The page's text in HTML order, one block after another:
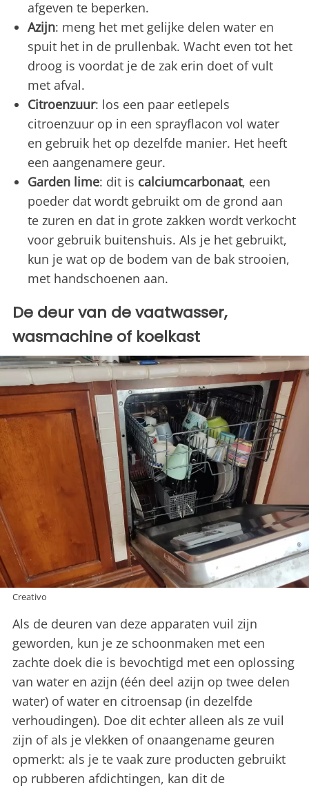
afgeven te beperken.
Azijn: meng het met gelijke delen water en
spuit het in de prullenbak. Wacht even tot het
droog is voordat je de zak erin doet of vult
met afval.
Citroenzuur: los een paar eetlepels
citroenzuur op in een sprayflacon vol water
en gebruik het op dezelfde manier. Het heeft
een aangenamere geur.
Garden lime: dit is calciumcarbonaat, een
poeder dat wordt gebruikt om de grond aan
te zuren en dat in grote zakken wordt verkocht
voor gebruik buitenshuis. Als je het gebruikt,
kun je wat op de bodem van de bak strooien,
met handschoenen aan.
De deur van de vaatwasser,
wasmachine of koelkast
Creativo
Als de deuren van deze apparaten vuil zijn
geworden, kun je ze schoonmaken met een
zachte doek die is bevochtigd met een oplossing
van water en azijn (één deel azijn op twee delen
water) of water en citroensap (in dezelfde
verhoudingen). Doe dit echter alleen als ze vuil
zijn of als je vlekken of onaangename geuren
opmerkt: als je te vaak zure producten gebruikt
op rubberen afdichtingen, kan dit de